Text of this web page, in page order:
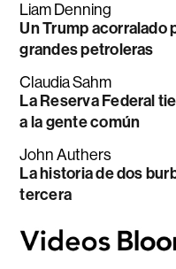
Liam Denning
Un Trump acorralado
grandes petroleras
Claudia Sahm
La Reserva Federal
a la gente común
John Authers
La historia de dos
tercera